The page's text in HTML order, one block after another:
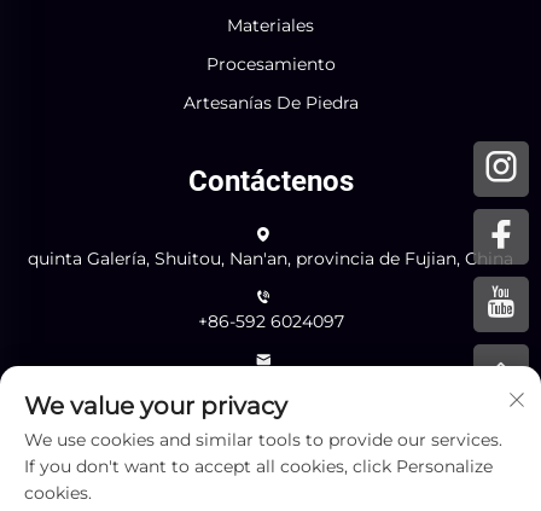
Materiales
Procesamiento
Artesanías De Piedra
Contáctenos
quinta Galería, Shuitou, Nan'an, provincia de Fujian, China
+86-592 6024097
Enviar
We value your privacy
We use cookies and similar tools to provide our services.
If you don't want to accept all cookies, click Personalize
cookies.